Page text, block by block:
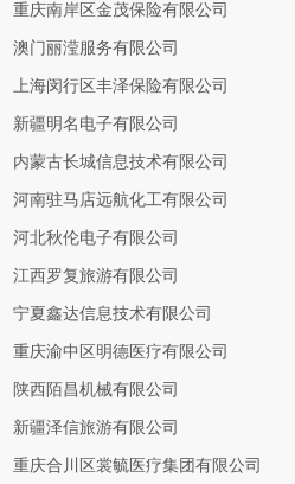
重庆南岸区金茂保险有限公司
澳门丽滢服务有限公司
上海闵行区丰泽保险有限公司
新疆明名电子有限公司
内蒙古长城信息技术有限公司
河南驻马店远航化工有限公司
河北秋伦电子有限公司
江西罗复旅游有限公司
宁夏鑫达信息技术有限公司
重庆渝中区明德医疗有限公司
陕西陌昌机械有限公司
新疆泽信旅游有限公司
重庆合川区裳毓医疗集团有限公司